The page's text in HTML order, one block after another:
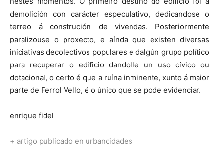
demolición con carácter especulativo, dedicandose o
terreo á construción de vivendas. Posteriormente
paralizouse o proxecto, e aínda que existen diversas
iniciativas decolectivos populares e dalgún grupo político
para recuperar o edificio dandolle un uso cívico ou
dotacional, o certo é que a ruína inminente, xunto á maior
parte de Ferrol Vello, é o único que se pode evidenciar.
enrique fidel
+ artigo publicado en urbancidades